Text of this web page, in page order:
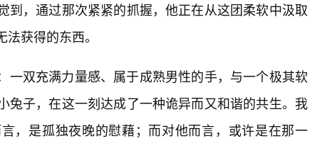
到，通过那次紧紧的抓握，他正在从这团柔软中汲取
获得的东西。
一双充满力量感、属于成熟男性的手，与一个极其软
兔子，在这一刻达成了一种诡异而又和谐的共生。我
，是孤独夜晚的慰藉；而对他而言，或许是在那一